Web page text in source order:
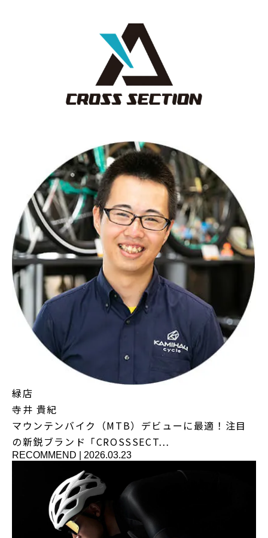
緑店
寺井 貴紀
マウンテンバイク（MTB）デビューに最適！注目
の新鋭ブランド「CROSSSECT…
RECOMMEND 2026.03.23